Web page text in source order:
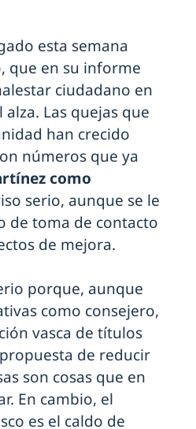
esta semana
que en su informe
ciudadano en
Las quejas que
han crecido
números que ya
como
serio, aunque se le
de toma de contacto
de mejora.
porque, aunque
como consejero,
vasca de títulos
de reducir
son cosas que en
En cambio, el
es el caldo de